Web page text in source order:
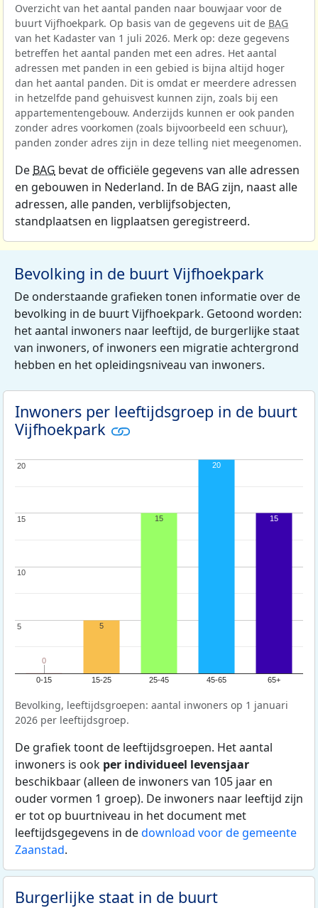
Overzicht van het aantal panden naar bouwjaar voor de
buurt Vijfhoekpark. Op basis van de gegevens uit de BAG
van het Kadaster van 1 juli 2026. Merk op: deze gegevens
betreffen het aantal panden met een adres. Het aantal
adressen met panden in een gebied is bijna altijd hoger
dan het aantal panden. Dit is omdat er meerdere adressen
in hetzelfde pand gehuisvest kunnen zijn, zoals bij een
appartementengebouw. Anderzijds kunnen er ook panden
zonder adres voorkomen (zoals bijvoorbeeld een schuur),
panden zonder adres zijn in deze telling niet meegenomen.
De BAG bevat de officiële gegevens van alle adressen
en gebouwen in Nederland. In de BAG zijn, naast alle
adressen, alle panden, verblijfsobjecten,
standplaatsen en ligplaatsen geregistreerd.
Bevolking in de buurt Vijfhoekpark
De onderstaande grafieken tonen informatie over de
bevolking in de buurt Vijfhoekpark. Getoond worden:
het aantal inwoners naar leeftijd, de burgerlijke staat
van inwoners, of inwoners een migratie achtergrond
hebben en het opleidingsniveau van inwoners.
Inwoners per leeftijdsgroep in de buurt
Vijfhoekpark
0-15 15-25 25-45 45-65 65+
5
5
10
10
15
15
20
20
0
0
5
15
20
15
Bevolking, leeftijdsgroepen: aantal inwoners op 1 januari
2026 per leeftijdsgroep.
De grafiek toont de leeftijdsgroepen. Het aantal
inwoners is ook per individueel levensjaar
beschikbaar (alleen de inwoners van 105 jaar en
ouder vormen 1 groep). De inwoners naar leeftijd zijn
er tot op buurtniveau in het document met
leeftijdsgegevens in dedownload voor de gemeente
Zaanstad.
Burgerlijke staat in de buurt